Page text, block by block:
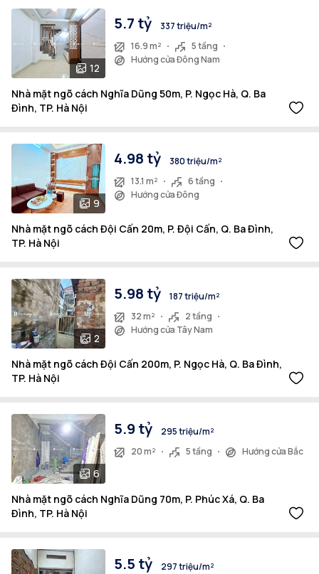
12
5.7 tỷ
337 triệu/m²
16.9 m²
5 tầng
Hướng cửa Đông Nam
Nhà mặt ngõ cách Nghĩa Dũng 50m, P. Ngọc Hà, Q. Ba
Đình, TP. Hà Nội
9
4.98 tỷ
380 triệu/m²
13.1 m²
6 tầng
Hướng cửa Đông
Nhà mặt ngõ cách Đội Cấn 20m, P. Đội Cấn, Q. Ba Đình,
TP. Hà Nội
2
5.98 tỷ
187 triệu/m²
32 m²
2 tầng
Hướng cửa Tây Nam
Nhà mặt ngõ cách Đội Cấn 200m, P. Ngọc Hà, Q. Ba Đình,
TP. Hà Nội
6
5.9 tỷ
295 triệu/m²
20 m²
5 tầng Hướng cửa Bắc
Nhà mặt ngõ cách Nghĩa Dũng 70m, P. Phúc Xá, Q. Ba
Đình, TP. Hà Nội
5.5 tỷ
297 triệu/m²